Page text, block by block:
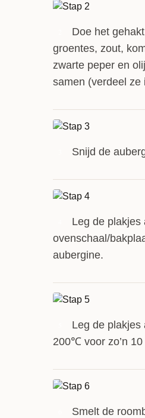
Doe het
groentes, zout,
zwarte peper en
samen (verdeel ze
Snijd de
Leg de plakjes
ovenschaal/
aubergine.
Leg de plakjes
200℃ voor zo’n
Smelt de